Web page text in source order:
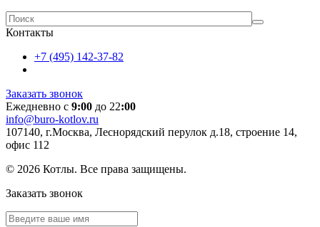
Контакты
+7 (495) 142-37-82
Заказать звонок
Ежедневно с 9:00 до 22:00
info@buro-kotlov.ru
107140, г.Москва, Леснорядский перулок д.18, строение 14,
офис 112
© 2026 Котлы. Все права защищены.
Заказать звонок